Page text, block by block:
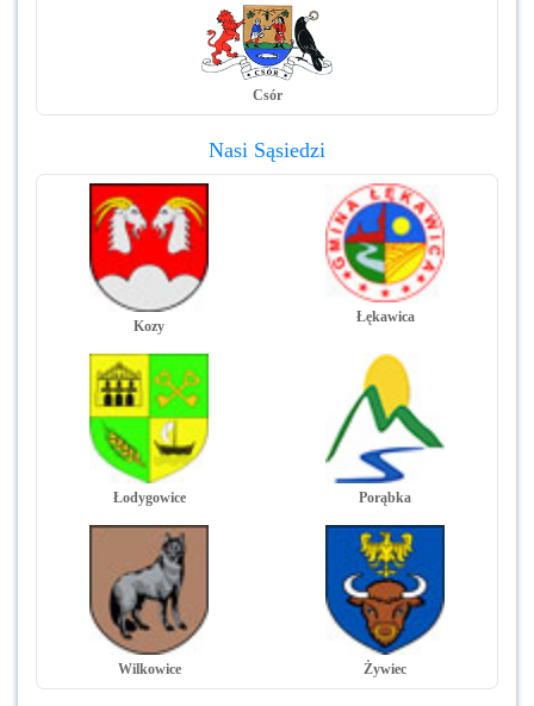
Csór
Nasi Sąsiedzi
Kozy
Łękawica
Łodygowice Porąbka
Wilkowice Żywiec